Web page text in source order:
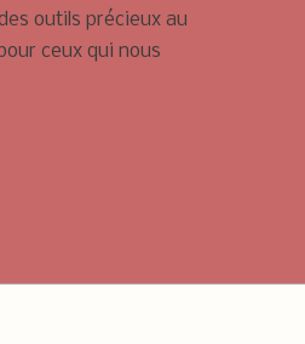
outils précieux au
ceux qui nous